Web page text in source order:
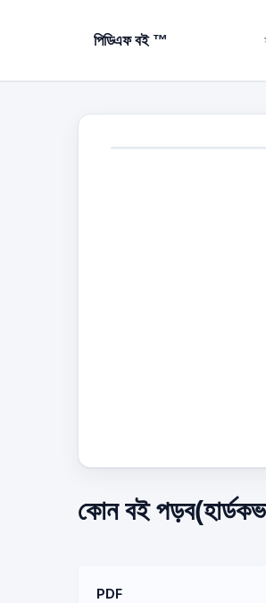
পিডিএফ বই ™
কোন বই
PDF